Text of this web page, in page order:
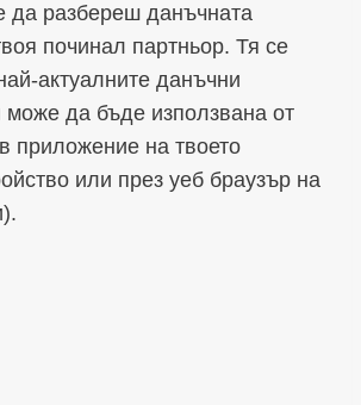
да разбереш данъчната
починал партньор. Тя се
актуалните данъчни
може да бъде използвана от
приложение на твоето
или през уеб браузър на